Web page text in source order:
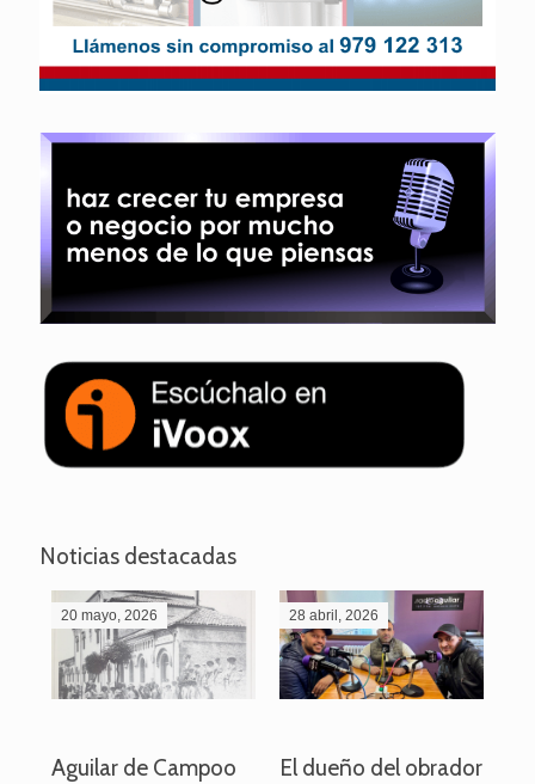
Noticias destacadas
20 mayo, 2026
Aguilar de Campoo
28 abril, 2026
El dueño del obrador